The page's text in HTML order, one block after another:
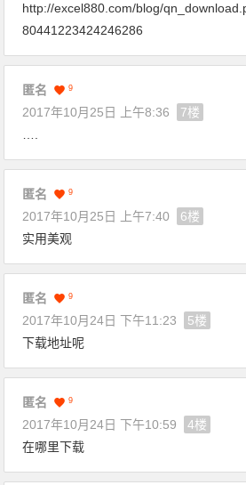
http://excel880.com/blog/
80441223424246286
匿名 9
2017年10月25日 上午8:36
7楼
….
匿名 9
2017年10月25日 上午7:40
6楼
实用美观
匿名 9
2017年10月24日 下午11:23
5楼
下载地址呢
匿名 9
2017年10月24日 下午10:59
4楼
在哪里下载